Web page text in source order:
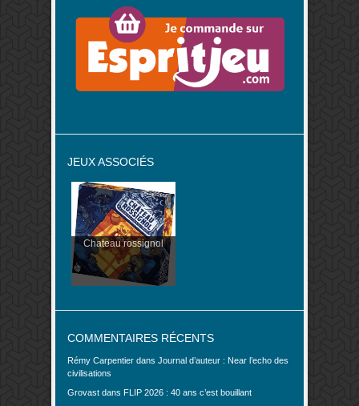
JEUX ASSOCIÉS
Chateau rossignol
COMMENTAIRES RÉCENTS
Rémy Carpentier dans Journal d’auteur : Near l’echo des
civilisations
Grovast dans FLIP 2026 : 40 ans c’est bouillant